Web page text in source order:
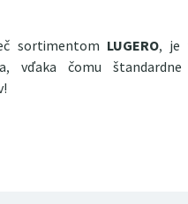
sortimentom LUGERO, je
vďaka čomu